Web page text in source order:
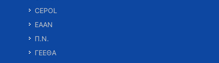
CEPOL
ΕΑΑΝ
Π.Ν.
ΓΕΕΘΑ